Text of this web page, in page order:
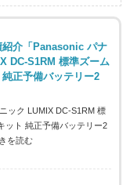
紹介「Panasonic パナ
DC-S1RM 標準ズーム
正予備バッテリー2
ック LUMIX DC-S1RM 標
ット 純正予備バッテリー2
を読む